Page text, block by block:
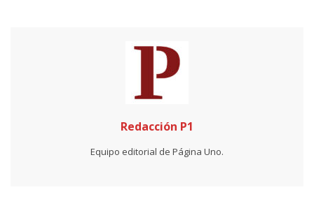
Redacción P1
Equipo editorial de Página Uno.